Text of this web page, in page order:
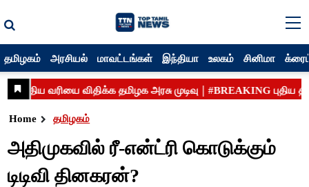
தமிழகம் அரசியல் மாவட்டங்கள் இந்தியா உலகம் சினிமா
Home தமிழகம்
அதிமுகவில் ரீ-என்ட்ரி கொடுக்கும்
டிடிவி தினகரன்?